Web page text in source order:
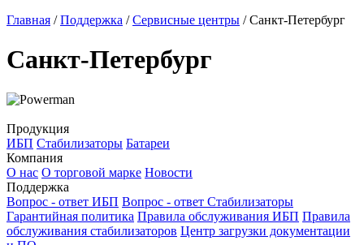
Главная /Поддержка /Сервисные центры /Санкт-Петербург
Санкт-Петербург
Продукция
ИБП Стабилизаторы Батареи
Компания
О нас О торговой марке Новости
Поддержка
Вопрос - ответ ИБП Вопрос - ответ Стабилизаторы
Гарантийная политика Правила обслуживания ИБП Правила
обслуживания стабилизаторов Центр загрузки документации